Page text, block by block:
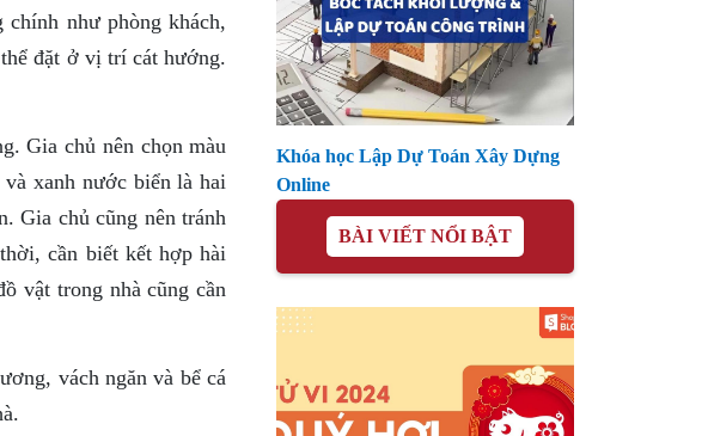
như phòng khách,
đặt ở vị trí cát hướng.
Gia chủ nên chọn màu
xanh nước biển là hai
Gia chủ cũng nên tránh
cần biết kết hợp hài
vật trong nhà cũng cần
vách ngăn và bể cá
Khóa học Lập Dự Toán Xây Dựng
Online
BÀI VIẾT NỔI BẬT